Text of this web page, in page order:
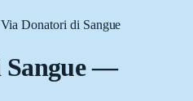
Via Donatori di Sangue
—